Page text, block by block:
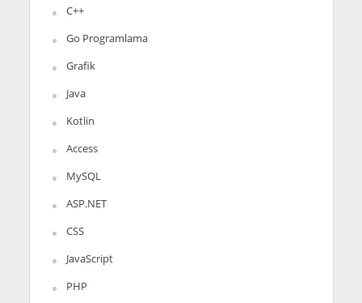
C++
Go Programlama
Grafik
Java
Kotlin
Access
MySQL
ASP.NET
CSS
JavaScript
PHP